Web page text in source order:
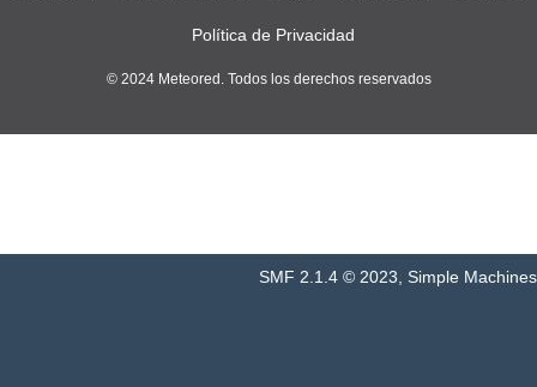
Política de Privacidad
© 2024 Meteored. Todos los derechos reservados
SMF 2.1.4 © 2023, Simple Machines